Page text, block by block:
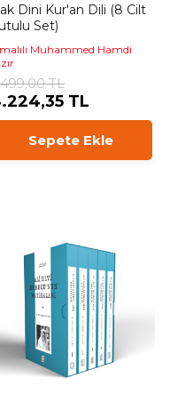
Dini Kur'an Dili (8 Cilt
Set)
Muhammed Hamdi
TL
TL
Sepete Ekle